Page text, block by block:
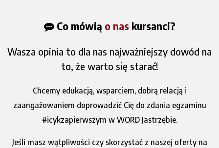
Co mówią o naskursanci?
Wasza opinia to dla nas najważniejszy dowód na
to, że warto się starać!
Chcemy edukacją, wsparciem, dobrą relacją i
zaangażowaniem doprowadzić Cię do zdania egzaminu
#icykzapierwszym w WORD Jastrzębie.
Jeśli masz wątpliwości czy skorzystać z naszej oferty na